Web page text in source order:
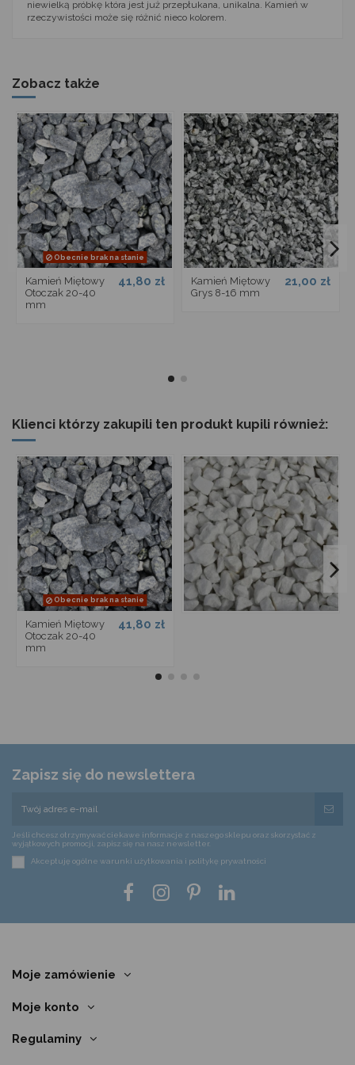
niewielką próbkę która jest już przepłukana, unikalna. Kamień w
rzeczywistości może się różnić nieco kolorem.
Zobacz także
Obecnie brak na stanie
Kamień Miętowy
Otoczak 20-40
mm
41,80 zł
Kamień Miętowy
Grys 8-16 mm
21,00 zł
Klienci którzy zakupili ten produkt kupili również:
Obecnie brak na stanie
Kamień Miętowy
Otoczak 20-40
mm
41,80 zł
Zapisz się do newslettera
Jeśli chcesz otrzymywać ciekawe informacje z naszego sklepu oraz skorzystać z
wyjątkowych promocji, zapisz się na nasz newsletter.
Akceptuję ogólne warunki użytkowania i politykę prywatności
Moje zamówienie
Moje konto
Regulaminy